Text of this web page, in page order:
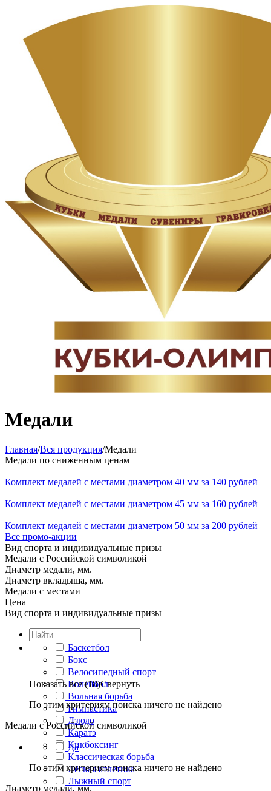
Медали
Главная/Вся продукция/Медали
Медали по сниженным ценам
Комплект медалей с местами диаметром 40 мм за 140 рублей
Комплект медалей с местами диаметром 45 мм за 160 рублей
Комплект медалей с местами диаметром 50 мм за 200 рублей
Все промо-акции
Вид спорта и индивидуальные призы
Медали с Российской символикой
Диаметр медали, мм.
Диаметр вкладыша, мм.
Медали с местами
Цена
Вид спорта и индивидуальные призы
Баскетбол
Бокс
Велосипедный спорт
Волейбол
Вольная борьба
Гимнастика
Дзюдо
Каратэ
Кикбоксинг
Классическая борьба
Лёгкая атлетика
Лыжный спорт
Показать все (18)Свернуть
По этим критериям поиска ничего не найдено
Медали с Российской символикой
Да
По этим критериям поиска ничего не найдено
Диаметр медали, мм.